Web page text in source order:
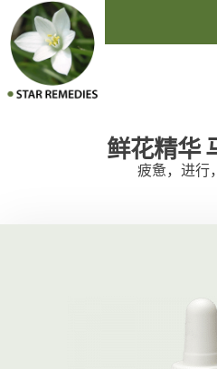
鲜花精华
疲惫，进行